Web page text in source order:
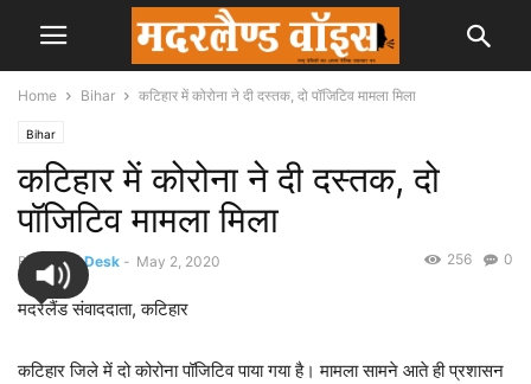
Home Bihar कटिहार में कोरोना ने दी दस्तक, दो पॉजिटिव मामला मिला
Bihar
कटिहार में कोरोना ने दी दस्तक, दो
पॉजिटिव मामला मिला
By News Desk - May 2, 2020 0
256
मदरलैंड संवाददाता, कटिहार
कटिहार जिले में दो कोरोना पॉजिटिव पाया गया है। मामला सामने आते ही प्रशासन